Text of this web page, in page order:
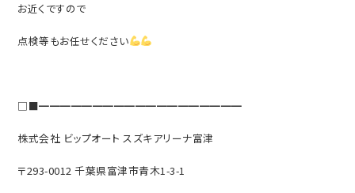
お近くですので
点検等もお任せください
□■━━━━━━━━━━━━━━━━━━━
株式会社 ビップオート スズキアリーナ富津
〒293-0012 千葉県富津市青木1-3-1